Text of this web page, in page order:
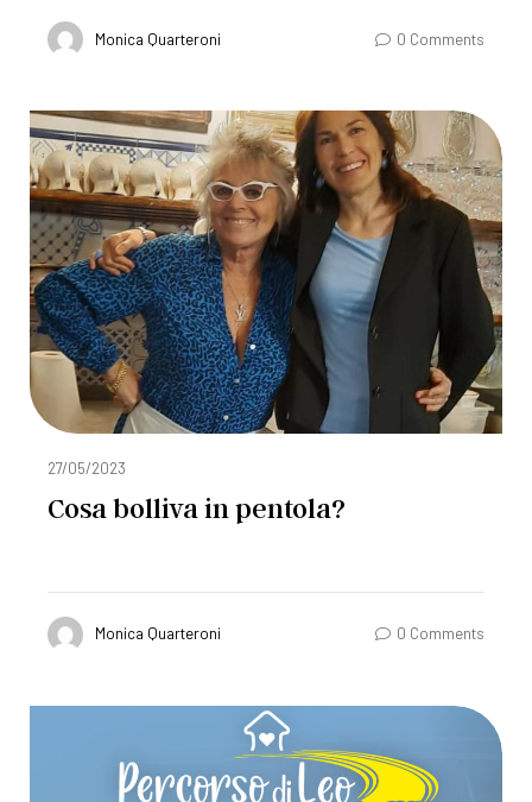
Monica Quarteroni 0 Comments
27/05/2023
Cosa bolliva in pentola?
Monica Quarteroni 0 Comments